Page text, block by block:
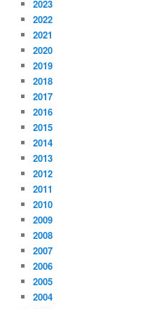
2023
2022
2021
2020
2019
2018
2017
2016
2015
2014
2013
2012
2011
2010
2009
2008
2007
2006
2005
2004